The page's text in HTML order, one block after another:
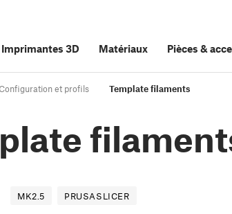
Imprimantes 3D Matériaux Pièces &
Configuration et profils Template filaments
MK2.5 PRUSASLICER